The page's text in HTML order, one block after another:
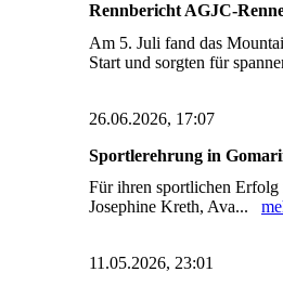
Rennbericht AGJC-
Am 5. Juli fand das
Start und sorgten für
26.06.2026, 17:07
Sportlerehrung in
Für ihren sportlichen
Josephine Kreth, Ava...
11.05.2026, 23:01